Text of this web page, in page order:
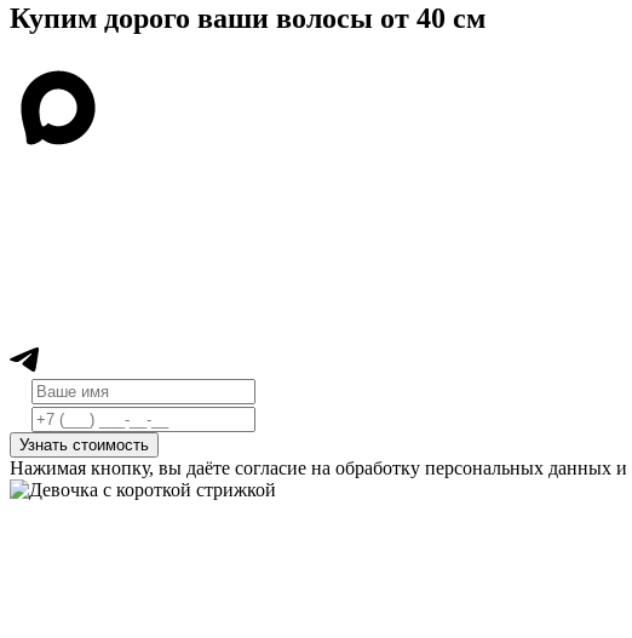
Купим дорого ваши волосы от 40 см
Узнать стоимость
Нажимая кнопку, вы даёте согласие на обработку персональных данных